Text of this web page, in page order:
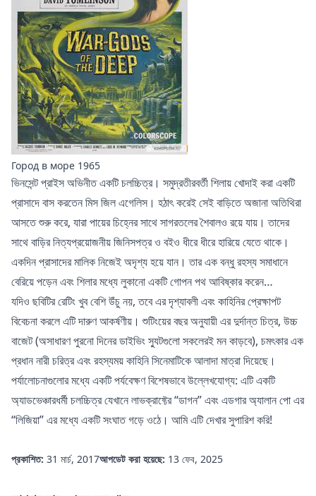
Город в море 1965
ভিনসেন্ট প্রাইস অভিনীত একটি চলচ্চিত্র। সমুদ্রতীরবর্তী শিলায় খোদাই করা একটি
প্রাসাদে বাস করতেন মিস জিল এগেলিস। হঠাৎ করেই সেই বাড়িতে অজানা অতিথিরা
আসতে শুরু করে, যারা পায়ের চিহ্নের সাথে সাগরতলের শৈবালও রয়ে যায়। তাদের
সাথে বাড়ির নিত্যপ্রয়োজনীয় জিনিসপত্র ও বইও ধীরে ধীরে হারিয়ে যেতে থাকে।
একদিন প্রাসাদের মালিক নিজেই অদৃশ্য হয়ে যান। তার এক বন্ধু রহস্য সমাধানে
বেরিয়ে পড়েন এবং শিলার মধ্যে লুকানো একটি গোপন পথ আবিষ্কার করেন…
যদিও ছবিটির রেটিং খুব বেশি উঁচু নয়, তবে এর দৃশ্যাবলী এবং কাহিনির প্রেক্ষাপট
বিবেচনা করলে এটি দারুণ আকর্ষণীয়। শুটিংয়ের বছর অনুযায়ী এর দুর্দান্ত চিত্র, উচ্চ
বাজেট (অসাধারণ পুরনো দিনের ডাইভিং স্যুটগুলো সকলেরই মন কাড়বে), চমৎকার এক
প্রধান নারী চরিত্র এবং রহস্যময় কাহিনি সিনেমাটিকে আলাদা মাত্রা দিয়েছে।
পর্যালোচনাগুলোর মধ্যে একটি পর্যবেক্ষণ বিশেষভাবে উল্লেখযোগ্য: এটি একটি
অ্যাডভেঞ্চারধর্মী চলচ্চিত্র যেখানে লাভক্রাফ্টের “ডাগন” এবং এডগার অ্যালান পো এর
“লিজিয়া” এর মধ্যে একটি সংঘাত গড়ে ওঠে। আমি এটি দেখার সুপারিশ করি!
প্রকাশিত: 31 মার্চ, 2017আপডেট করা হয়েছে: 13 ফেব, 2025